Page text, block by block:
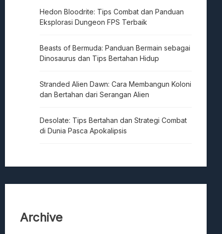
Hedon Bloodrite: Tips Combat dan Panduan
Eksplorasi Dungeon FPS Terbaik
Beasts of Bermuda: Panduan Bermain sebagai
Dinosaurus dan Tips Bertahan Hidup
Stranded Alien Dawn: Cara Membangun Koloni
dan Bertahan dari Serangan Alien
Desolate: Tips Bertahan dan Strategi Combat
di Dunia Pasca Apokalipsis
Archive